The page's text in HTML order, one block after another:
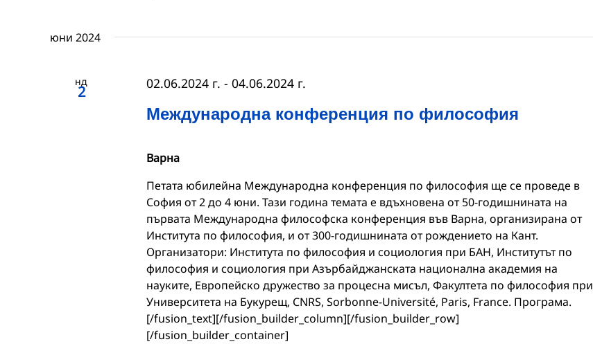
юни 2024
нд
2
Международна конференция по философия
02.06.2024 г. - 04.06.2024 г.
Варна
Петата юбилейна Международна конференция по философия ще се проведе в
София от 2 до 4 юни. Тази година темата е вдъхновена от 50-годишнината на
първата Международна философска конференция във Варна, организирана от
Института по философия, и от 300-годишнината от рождението на Кант.
Организатори: Института по философия и социология при БАН, Институтът по
философия и социология при Азърбайджанската национална академия на
науките, Европейско дружество за процесна мисъл, Факултета по философия при
Университета на Букурещ, CNRS, Sorbonne-Université, Paris, France. Програма.
[/fusion_text][/fusion_builder_column][/fusion_builder_row]
[/fusion_builder_container]